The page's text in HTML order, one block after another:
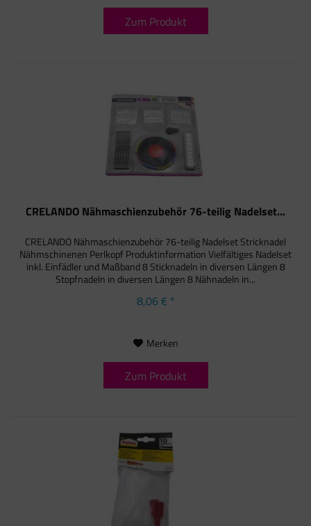
Zum Produkt
CRELANDO Nähmaschienzubehör 76-teilig Nadelset...
CRELANDO Nähmaschienzubehör 76-teilig Nadelset Stricknadel
Nähmschinenen Perlkopf Produktinformation Vielfältiges Nadelset
inkl. Einfädler und Maßband 8 Sticknadeln in diversen Längen 8
Stopfnadeln in diversen Längen 8 Nähnadeln in...
8,06 € *
Merken
Zum Produkt